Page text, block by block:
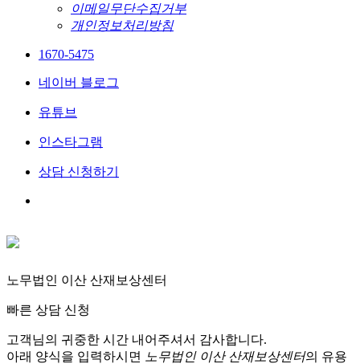
이메일무단수집거부
개인정보처리방침
1670-5475
네이버 블로그
유튜브
인스타그램
상담 신청하기
노무법인 이산 산재보상센터
빠른 상담 신청
고객님의 귀중한 시간 내어주셔서 감사합니다.
아래 양식을 입력하시면
노무법인 이산 산재보상센터의 유용